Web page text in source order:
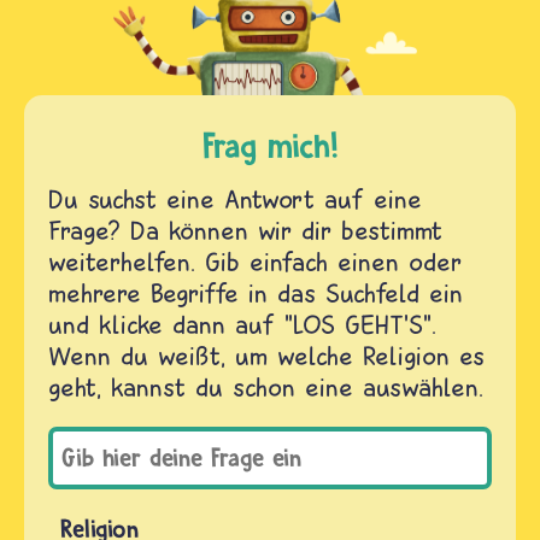
Frag mich!
Du suchst eine Antwort auf eine
Frage? Da können wir dir bestimmt
weiterhelfen. Gib einfach einen oder
mehrere Begriffe in das Suchfeld ein
und klicke dann auf "LOS GEHT'S".
Wenn du weißt, um welche Religion es
geht, kannst du schon eine auswählen.
Religion